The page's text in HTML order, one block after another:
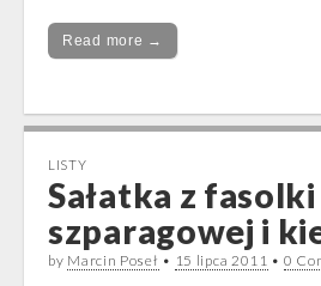
Read more →
LISTY
Sałatka z fasolki
szparagowej i
by Marcin Poseł • 15 lipca 2011 • 0